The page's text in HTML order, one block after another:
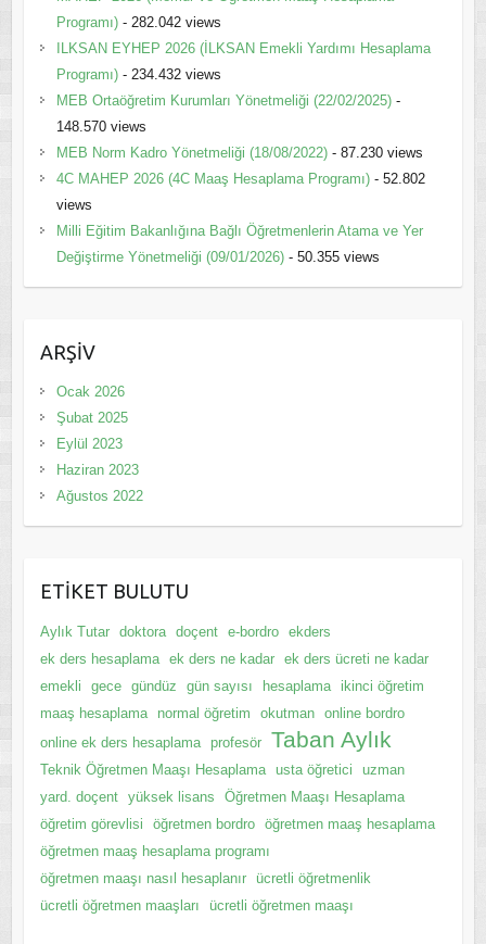
Programı)- 282.042 views
ILKSAN EYHEP 2026 (İLKSAN Emekli Yardımı Hesaplama
Programı)- 234.432 views
MEB Ortaöğretim Kurumları Yönetmeliği (22/02/2025)-
148.570 views
MEB Norm Kadro Yönetmeliği (18/08/2022)- 87.230 views
4C MAHEP 2026 (4C Maaş Hesaplama Programı)- 52.802
views
Milli Eğitim Bakanlığına Bağlı Öğretmenlerin Atama ve Yer
Değiştirme Yönetmeliği (09/01/2026)- 50.355 views
ARŞİV
Ocak 2026
Şubat 2025
Eylül 2023
Haziran 2023
Ağustos 2022
ETİKET BULUTU
Aylık Tutar doktora doçent e-bordro
ekders
ek ders hesaplama
ek ders ne kadar
ek ders ücreti ne kadar
emekli
gece gündüz gün sayısı hesaplama
ikinci öğretim
maaş hesaplama
normal öğretim okutman
online bordro
online ek ders hesaplama
profesör Taban Aylık
Teknik Öğretmen Maaşı Hesaplama usta öğretici
uzman
yard. doçent
yüksek lisans
Öğretmen Maaşı Hesaplama
öğretim görevlisi
öğretmen bordro
öğretmen maaş hesaplama
öğretmen maaş hesaplama programı
öğretmen maaşı nasıl hesaplanır
ücretli öğretmenlik
ücretli öğretmen maaşları
ücretli öğretmen maaşı